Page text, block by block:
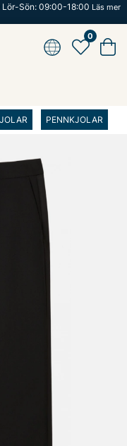
Sön: 09:00-18:00 Läs mer
0
PENNKJOLAR